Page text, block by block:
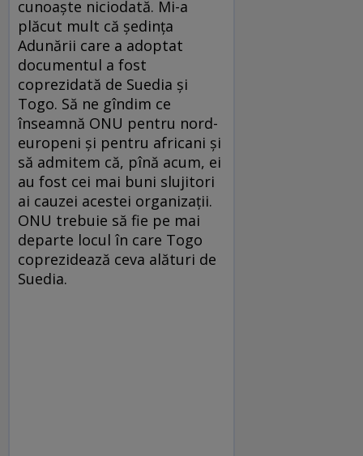
cunoaşte niciodată. Mi-a
plăcut mult că şedinţa
Adunării care a adoptat
documentul a fost
coprezidată de Suedia şi
Togo. Să ne gîndim ce
înseamnă ONU pentru nord-
europeni şi pentru africani şi
să admitem că, pînă acum, ei
au fost cei mai buni slujitori
ai cauzei acestei organizaţii.
ONU trebuie să fie pe mai
departe locul în care Togo
coprezidează ceva alături de
Suedia.